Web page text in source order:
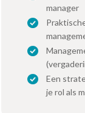
manager
Een
je rol als